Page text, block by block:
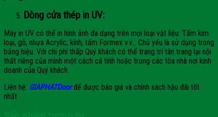
Dòng cửa thép in UV:
Máy in UV có thể in hình ảnh đa dạng trên mọi loại vật liệu: Tấm kim
loại, gỗ, nhựa Acrylic, kính, tấm Formex v.v… Chủ yếu là sử dụng trong
bảng hiệu. Với chi phí thấp Quý khách có thể trang trí tân trang lại nội
thất riêng của mình một cách cá tính hoặc trong các tòa nhà nơi kinh
doanh của Quý khách.
Liên hệ: GIAPHATDoorđể được báo giá và chính sách hậu đãi tốt
nhất